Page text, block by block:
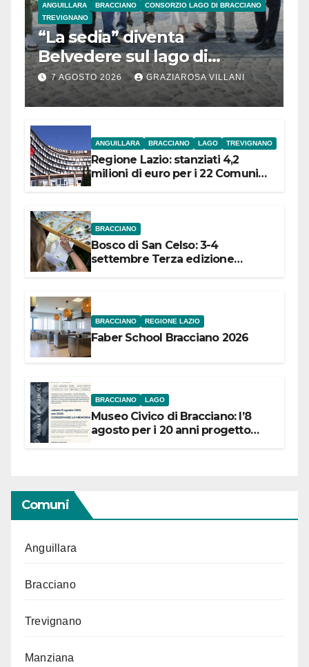
ANGUILLARA BRACCIANO
CONSORZIO LAGO DI BRACCIANO
TREVIGNANO
“La sedia” diventa
Belvedere sul lago di
Bracciano: ieri
l’inaugurazione
7 AGOSTO 2026 GRAZIAROSA VILLANI
ANGUILLARA BRACCIANO LAGO TREVIGNANO
Regione Lazio: stanziati 4,2
milioni di euro per i 22 Comuni
BRACCIANO
Bosco di San Celso: 3-4
settembre Terza edizione
BRACCIANO REGIONE LAZIO
Faber School Bracciano 2026
BRACCIANO LAGO
Museo Civico di Bracciano: l’8
agosto per i 20 anni progetto
Comuni
Anguillara
Bracciano
Trevignano
Manziana